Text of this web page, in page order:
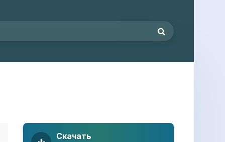
Скачать